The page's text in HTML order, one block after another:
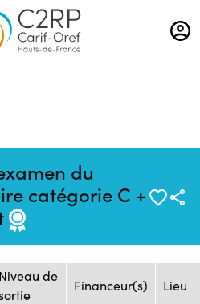
Aller
au
contenu
du
catégorie C +
:
Source : AFTRAL -
Arras
Niveau de
Financeur(s) Lieu